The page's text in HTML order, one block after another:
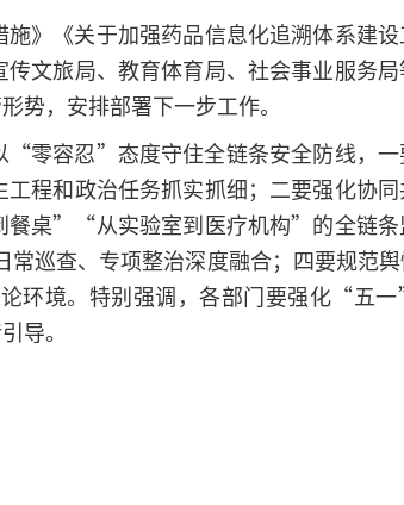
》《关于加强药品信息化追溯体系建设
文旅局、教育体育局、社会事业服务
势，安排部署下一步工作。
零容忍”态度守住全链条安全防线，一
程和政治任务抓实抓细；二要强化协
餐桌”“从实验室到医疗机构”的全链条
巡查、专项整治深度融合；四要规范
环境。特别强调，各部门要强化“五
导。